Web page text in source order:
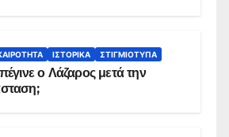
ΙΣΤΟΡΙΚΆ ΣΤΙΓΜΙΌΤΥΠΑ
ο Λάζαρος μετά την